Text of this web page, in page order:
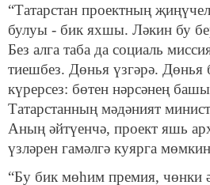
“Татарстан проектның
булуы - бик яхшы. Ләкин бу
Без алга таба да социаль
тиешбез. Дөнья үзгәрә. Дөнья
күрерсез: бөтен нәрсәнең
Татарстанның мәдәният
Аның әйтүенчә, проект яшь
үзләрен гамәлгә куярга
“Бу бик мөһим премия, чөнки